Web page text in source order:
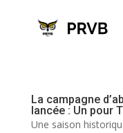
La campagne
lancée : Un pour
Une saison